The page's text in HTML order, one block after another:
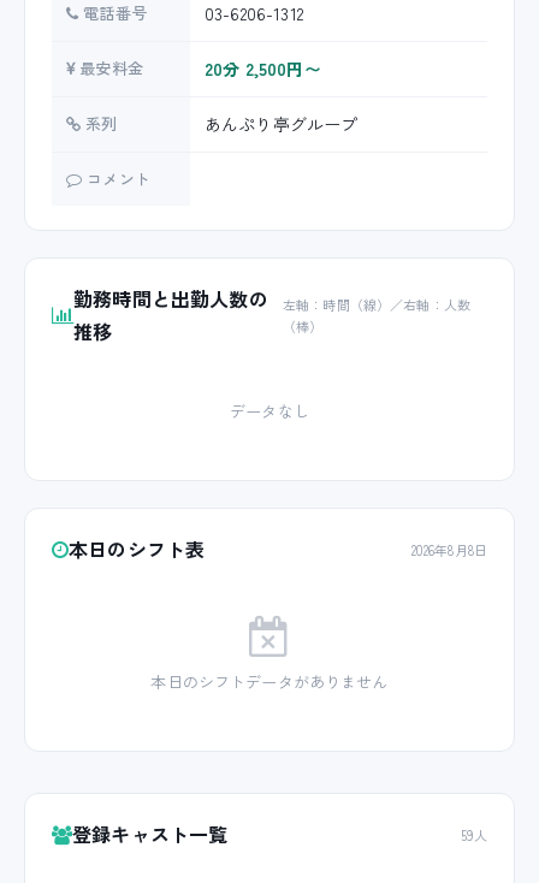
電話番号 03-6206-1312
最安料金 20分 2,500円〜
系列 あんぷり亭グループ
コメント
勤務時間と出勤人数の
推移
左軸：時間（線）／右軸：人数
（棒）
データなし
本日のシフト表 2026年8月8日
本日のシフトデータがありません
登録キャスト一覧 59人